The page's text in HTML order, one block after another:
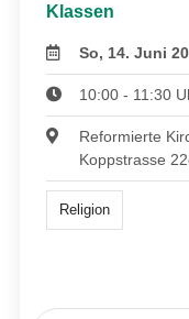
Klassen
So, 14. Juni
10:00 - 11:30
Reformierte
Koppstrasse
Religion